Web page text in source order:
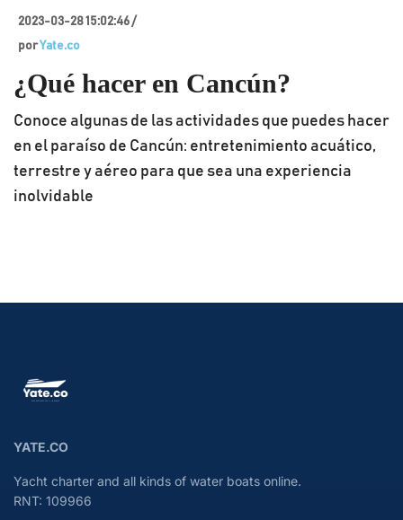
2023-03-28 15:02:46 /
porYate.co
¿Qué hacer en Cancún?
Conoce algunas de las actividades que puedes hacer
en el paraíso de Cancún: entretenimiento acuático,
terrestre y aéreo para que sea una experiencia
inolvidable
YATE.CO
Yacht charter and all kinds of water boats online.
RNT: 109966